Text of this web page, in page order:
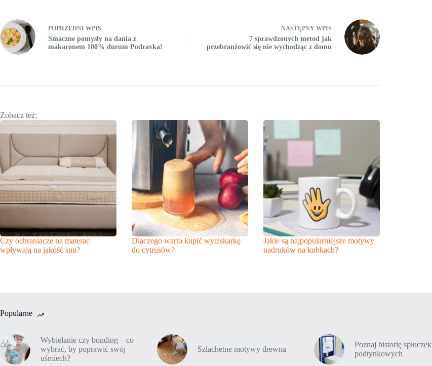
POPRZEDNI WPIS
Smaczne pomysły na dania z
makaronem 100% durum Podravka!
NASTĘPNY WPIS
7 sprawdzonych metod jak
przebranżowić się nie wychodząc z domu
Zobacz też:
Czy ochraniacze na materac
wpływają na jakość snu?
Dlaczego warto kupić wyciskarkę
do cytrusów?
Jakie są najpopularniejsze motywy
nadruków na kubkach?
Popularne
Wybielanie czy bonding – co
wybrać, by poprawić swój
uśmiech?
Szlachetne motywy drewna
Poznaj historię spłuczek
podtynkowych